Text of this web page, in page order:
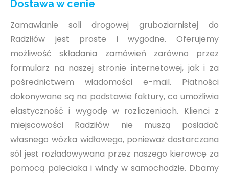
Dostawa w cenie
Zamawianie soli drogowej gruboziarnistej do
Radziłów jest proste i wygodne. Oferujemy
możliwość składania zamówień zarówno przez
formularz na naszej stronie internetowej, jak i za
pośrednictwem wiadomości e-mail. Płatności
dokonywane są na podstawie faktury, co umożliwia
elastyczność i wygodę w rozliczeniach. Klienci z
miejscowości Radziłów nie muszą posiadać
własnego wózka widłowego, ponieważ dostarczana
sól jest rozładowywana przez naszego kierowcę za
pomocą paleciaka i windy w samochodzie. Dbamy